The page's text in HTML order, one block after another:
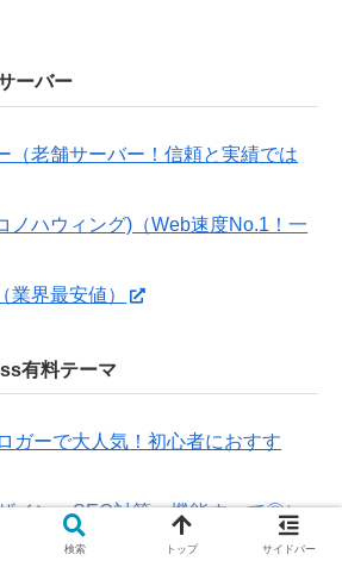
ーバー
（老舗サーバー！信頼と実績では
ノハウィング)（Web速度No.1！一
業界最安値）
有料テーマ
ガーで大人気！初心者におすす
イン・SEO対策・機能すべて◎）
検索 トップ サイドバー